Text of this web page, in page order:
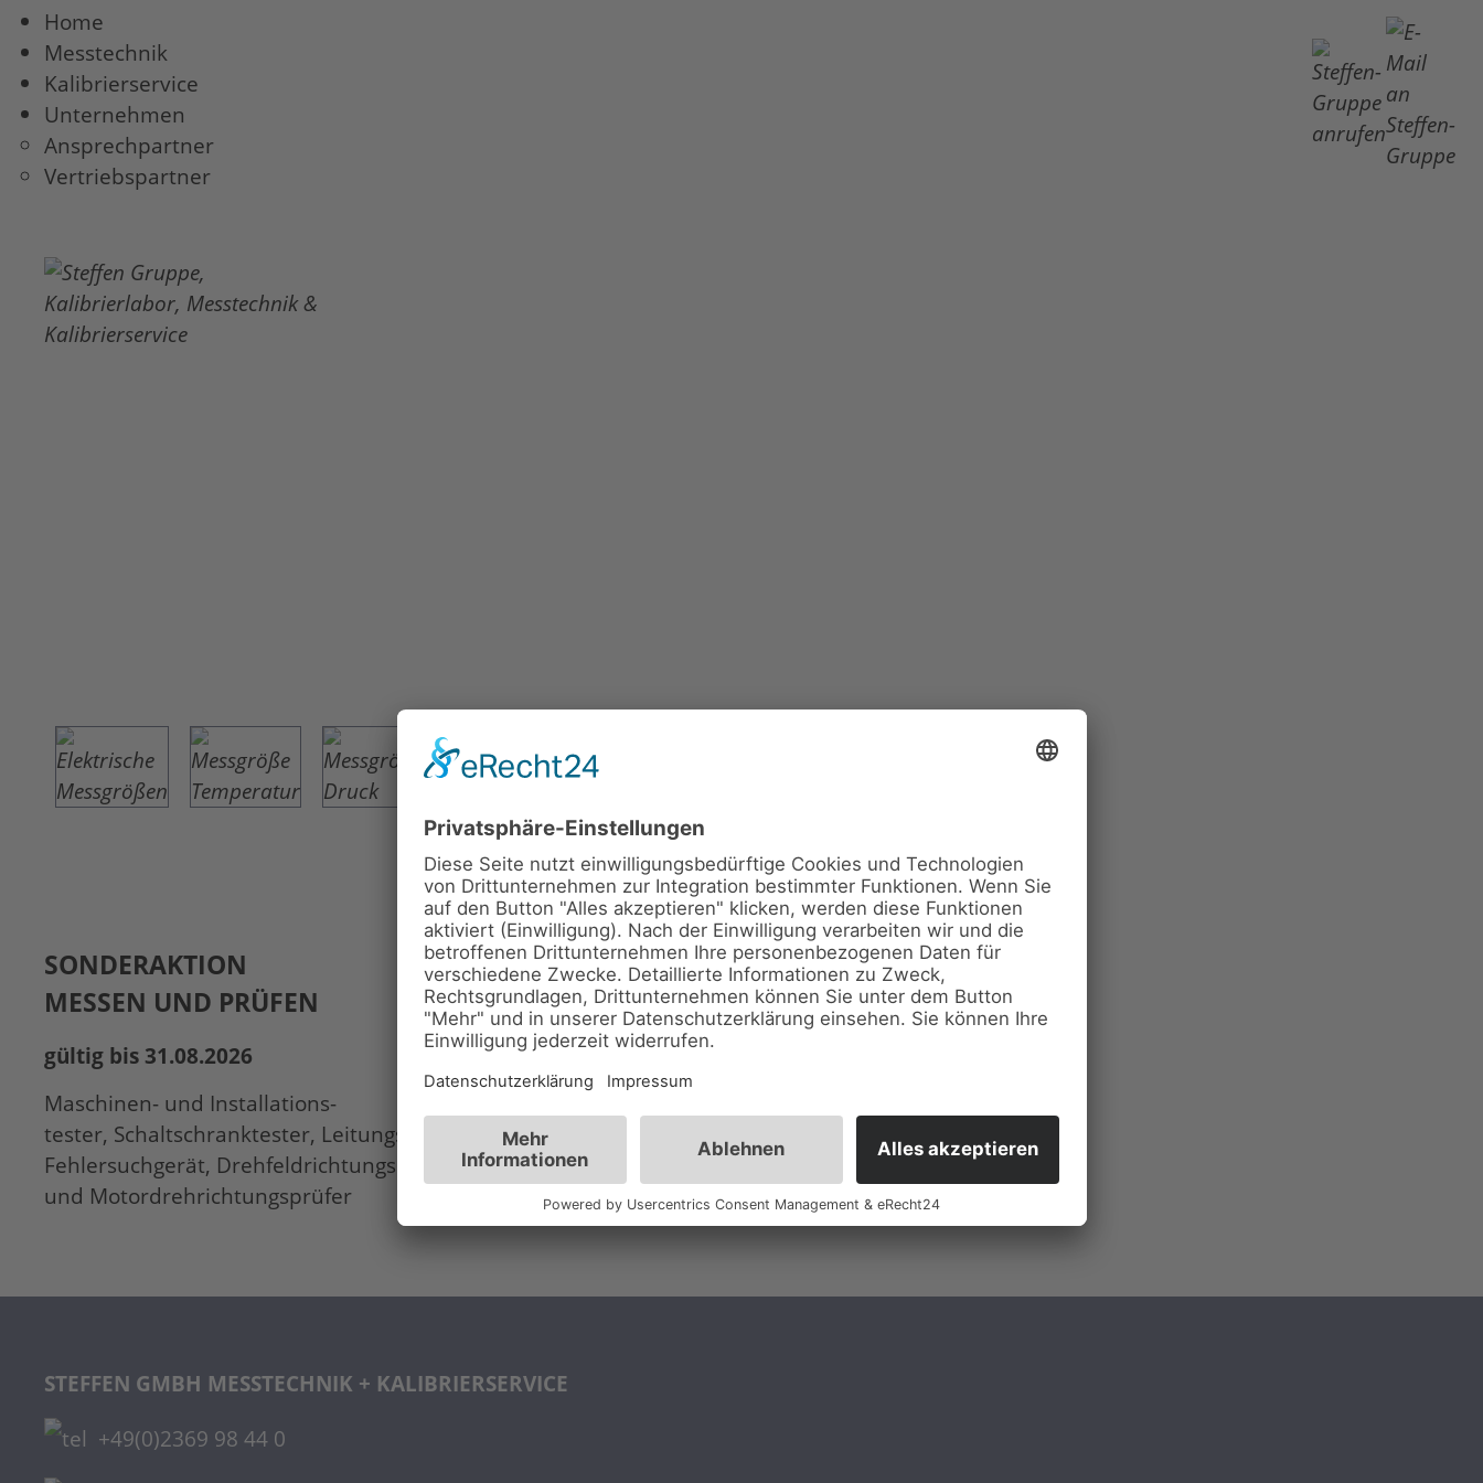
Home
Messtechnik
Kalibrierservice
Unternehmen
Ansprechpartner
Vertriebspartner
SONDERAKTION
MESSEN UND PRÜFEN
gültig bis 31.08.2026
Maschinen- und Installations-
tester, Schaltschranktester, Leitungs- und
Fehlersuchgerät, Drehfeldrichtungsprüfer
und Motordrehrichtungsprüfer
STEFFEN GMBH MESSTECHNIK + KALIBRIERSERVICE
+49(0)2369 98 44 0